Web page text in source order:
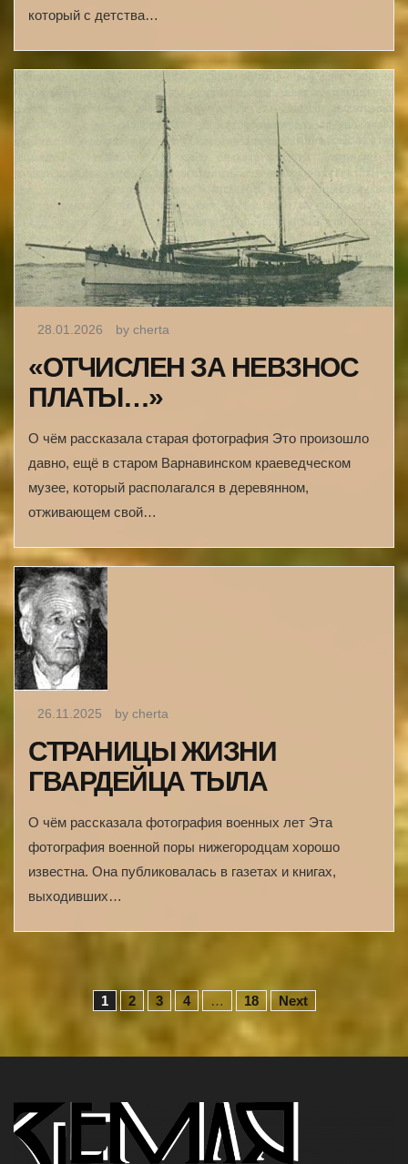
который с детства…
28.01.2026 by cherta
«ОТЧИСЛЕН ЗА НЕВЗНОС
ПЛАТЫ…»
О чём рассказала старая фотография Это произошло
давно, ещё в старом Варнавинском краеведческом
музее, который располагался в деревянном,
отживающем свой…
26.11.2025 by cherta
СТРАНИЦЫ ЖИЗНИ
ГВАРДЕЙЦА ТЫЛА
О чём рассказала фотография военных лет Эта
фотография военной поры нижегородцам хорошо
известна. Она публиковалась в газетах и книгах,
выходивших…
в
и
г
а
1 2 3 4 … 18 Next